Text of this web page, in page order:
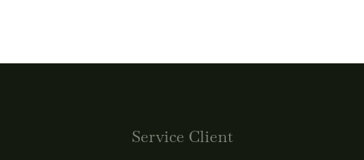
Service Client